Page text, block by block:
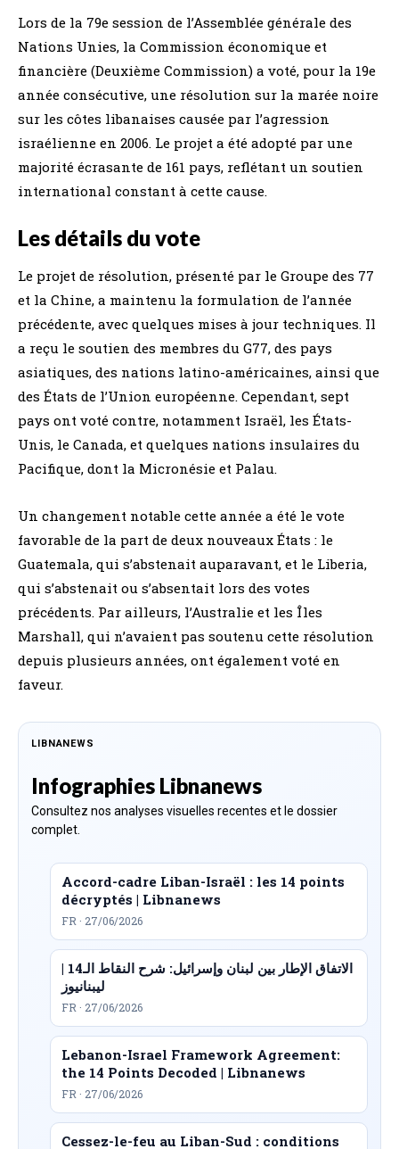
Lors de la 79e session de l’Assemblée générale des
Nations Unies, la Commission économique et
financière (Deuxième Commission) a voté, pour la 19e
année consécutive, une résolution sur la marée noire
sur les côtes libanaises causée par l’agression
israélienne en 2006. Le projet a été adopté par une
majorité écrasante de 161 pays, reflétant un soutien
international constant à cette cause.
Les détails du vote
Le projet de résolution, présenté par le Groupe des 77
et la Chine, a maintenu la formulation de l’année
précédente, avec quelques mises à jour techniques. Il
a reçu le soutien des membres du G77, des pays
asiatiques, des nations latino-américaines, ainsi que
des États de l’Union européenne. Cependant, sept
pays ont voté contre, notamment Israël, les États-
Unis, le Canada, et quelques nations insulaires du
Pacifique, dont la Micronésie et Palau.
Un changement notable cette année a été le vote
favorable de la part de deux nouveaux États : le
Guatemala, qui s’abstenait auparavant, et le Liberia,
qui s’abstenait ou s’absentait lors des votes
précédents. Par ailleurs, l’Australie et les Îles
Marshall, qui n’avaient pas soutenu cette résolution
depuis plusieurs années, ont également voté en
faveur.
LIBNANEWS
Infographies Libnanews
Consultez nos analyses visuelles recentes et le dossier
complet.
Accord-cadre Liban-Israël : les 14 points
décryptés | Libnanews
FR · 27/06/2026
الاتفاق الإطار بين لبنان وإسرائيل: شرح النقاط الـ14 |
ليبنانيوز
FR · 27/06/2026
Lebanon-Israel Framework Agreement:
the 14 Points Decoded | Libnanews
FR · 27/06/2026
Cessez-le-feu au Liban-Sud : conditions